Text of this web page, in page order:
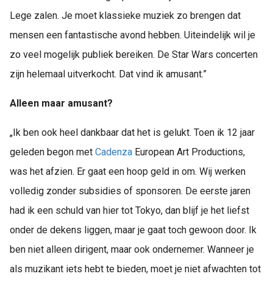
Lege zalen. Je moet klassieke muziek zo brengen dat
mensen een fantastische avond hebben. Uiteindelijk wil je
zo veel mogelijk publiek bereiken. De Star Wars concerten
zijn helemaal uitverkocht. Dat vind ik amusant.”
Alleen maar amusant?
„Ik ben ook heel dankbaar dat het is gelukt. Toen ik 12 jaar
geleden begon met Cadenza European Art Productions,
was het afzien. Er gaat een hoop geld in om. Wij werken
volledig zonder subsidies of sponsoren. De eerste jaren
had ik een schuld van hier tot Tokyo, dan blijf je het liefst
onder de dekens liggen, maar je gaat toch gewoon door. Ik
ben niet alleen dirigent, maar ook ondernemer. Wanneer je
als muzikant iets hebt te bieden, moet je niet afwachten tot